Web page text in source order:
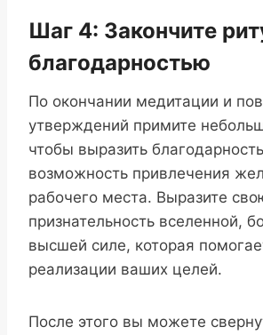
Шаг 4: Закончите
благодарностью
По окончании медитации и
утверждений примите
чтобы выразить
возможность привлечения
рабочего места. Выразите
признательность вселенной,
высшей силе, которая
реализации ваших целей.
После этого вы можете